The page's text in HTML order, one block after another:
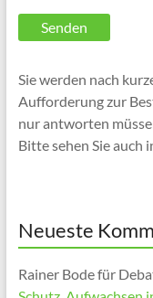
Sie werden nach
Aufforderung zur
nur antworten
Bitte sehen Sie auch
Neueste
Rainer Bode für